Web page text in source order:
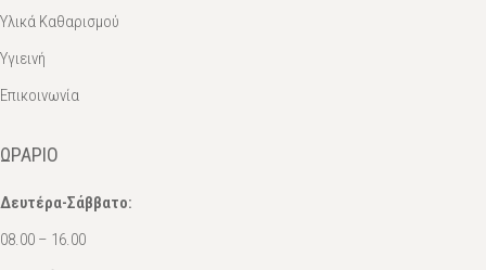
Υλικά Καθαρισμού
Υγιεινή
Επικοινωνία
ΩΡΆΡΙΟ
Δευτέρα-Σάββατο:
08.00 – 16.00